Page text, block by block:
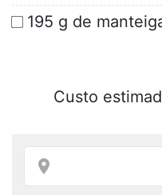
195 g de
Custo